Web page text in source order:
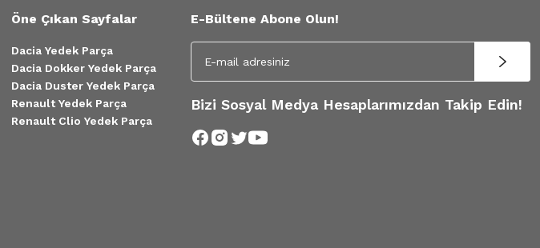
Öne Çıkan Sayfalar
Dacia Yedek Parça
Dacia Dokker Yedek Parça
Dacia Duster Yedek Parça
Renault Yedek Parça
Renault Clio Yedek Parça
E-Bültene Abone Olun!
Bizi Sosyal Medya Hesaplarımızdan Takip Edin!